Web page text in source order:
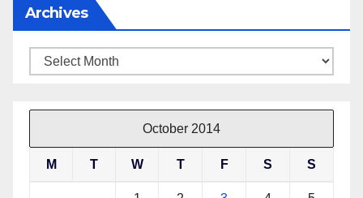
Archives
Archives
October 2014
M T W T F S S